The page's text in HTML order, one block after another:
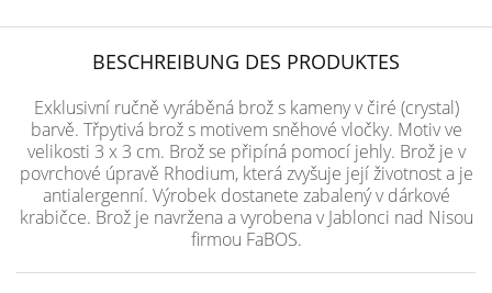
BESCHREIBUNG DES PRODUKTES
Exklusivní ručně vyráběná brož s kameny v čiré (crystal)
barvě. Třpytivá brož s motivem sněhové vločky. Motiv ve
velikosti 3 x 3 cm. Brož se připíná pomocí jehly. Brož je v
povrchové úpravě Rhodium, která zvyšuje její životnost a je
antialergenní. Výrobek dostanete zabalený v dárkové
krabičce. Brož je navržena a vyrobena v Jablonci nad Nisou
firmou FaBOS.